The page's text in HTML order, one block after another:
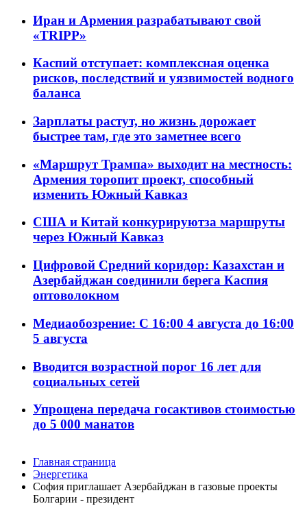
Иран и Армения разрабатывают свой
«TRIPP»
Каспий отступает: комплексная оценка
рисков, последствий и уязвимостей водного
баланса
Зарплаты растут, но жизнь дорожает
быстрее там, где это заметнее всего
«Маршрут Трампа» выходит на местность:
Армения торопит проект, способный
изменить Южный Кавказ
США и Китай конкурируютза маршруты
через Южный Кавказ
Цифровой Средний коридор: Казахстан и
Азербайджан соединили берега Каспия
оптоволокном
Медиаобозрение: С 16:00 4 августа до 16:00
5 августа
Вводится возрастной порог 16 лет для
социальных сетей
Упрощена передача госактивов стоимостью
до 5 000 манатов
Главная страница
Энергетика
София приглашает Азербайджан в газовые проекты
Болгарии - президент